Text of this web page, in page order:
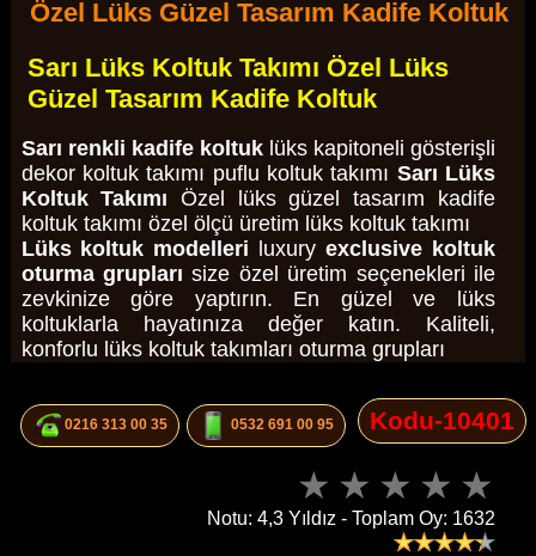
Özel Lüks Güzel Tasarım Kadife Koltuk
Sarı Lüks Koltuk Takımı Özel Lüks
Güzel Tasarım Kadife Koltuk
Sarı renkli kadife koltuklüks kapitoneli gösterişli
dekor koltuk takımı puflu koltuk takımı Sarı Lüks
Koltuk Takımı Özel lüks güzel tasarım kadife
koltuk takımı özel ölçü üretim lüks koltuk takımı
Lüks koltuk modelleri luxuryexclusive koltuk
oturma grupları size özel üretim seçenekleri ile
zevkinize göre yaptırın. En güzel ve lüks
koltuklarla hayatınıza değer katın. Kaliteli,
konforlu lüks koltuk takımları oturma grupları
0216 313 00 35 0532 691 00 95 Kodu-10401
Notu: 4,3 Yıldız - Toplam Oy: 1632